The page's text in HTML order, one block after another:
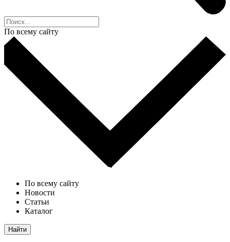
По всему сайту
По всему сайту
Новости
Статьи
Каталог
Найти